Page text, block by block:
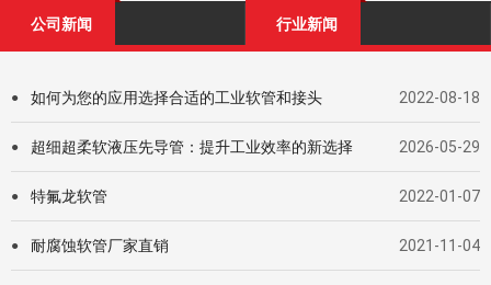
公司新闻 行业新闻
● 如何为您的应用选择合适的工业软管和接头 2022-08-18
● 超细超柔软液压先导管：提升工业效率的新选择 2026-05-29
● 特氟龙软管 2022-01-07
● 耐腐蚀软管厂家直销 2021-11-04